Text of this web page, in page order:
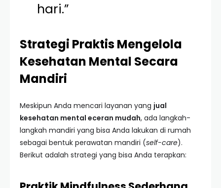
hari.”
Strategi Praktis Mengelola
Kesehatan Mental Secara
Mandiri
Meskipun Anda mencari layanan yang jual
kesehatan mental eceran mudah, ada langkah-
langkah mandiri yang bisa Anda lakukan di rumah
sebagai bentuk perawatan mandiri (self-care).
Berikut adalah strategi yang bisa Anda terapkan: